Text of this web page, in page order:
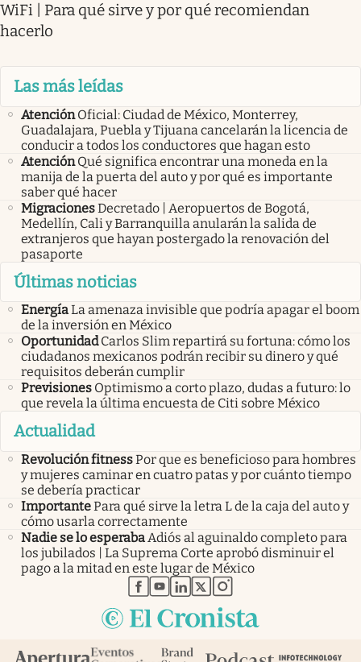
WiFi | Para qué sirve y por qué recomiendan
hacerlo
Las más leídas
Atención Oficial: Ciudad de México, Monterrey,
Guadalajara, Puebla y Tijuana cancelarán la licencia de
conducir a todos los conductores que hagan esto
Atención Qué significa encontrar una moneda en la
manija de la puerta del auto y por qué es importante
saber qué hacer
MigracionesDecretado | Aeropuertos de Bogotá,
Medellín, Cali y Barranquilla anularán la salida de
extranjeros que hayan postergado la renovación del
pasaporte
Últimas noticias
EnergíaLa amenaza invisible que podría apagar el boom
de la inversión en México
Oportunidad Carlos Slim repartirá su fortuna: cómo los
ciudadanos mexicanos podrán recibir su dinero y qué
requisitos deberán cumplir
Previsiones Optimismo a corto plazo, dudas a futuro: lo
que revela la última encuesta de Citi sobre México
Actualidad
Revolución fitnessPor que es beneficioso para hombres
y mujeres caminar en cuatro patas y por cuánto tiempo
se debería practicar
ImportantePara qué sirve la letra L de la caja del auto y
cómo usarla correctamente
Nadie se lo esperaba Adiós al aguinaldo completo para
los jubilados | La Suprema Corte aprobó disminuir el
pago a la mitad en este lugar de México
abre en nueva pestaña
abre en nueva pestaña
abre en nueva pestaña
abre en nueva pestaña
abre en nueva pestaña